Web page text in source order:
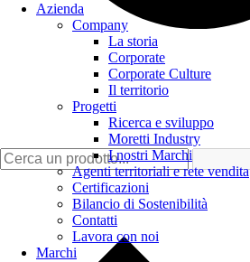
Azienda
Company
La storia
Corporate
Corporate Culture
Il territorio
Progetti
Ricerca e sviluppo
Moretti Industry
I nostri Marchi
Agenti territoriali e rete vendita
Certificazioni
Bilancio di Sostenibilità
Contatti
Lavora con noi
Marchi